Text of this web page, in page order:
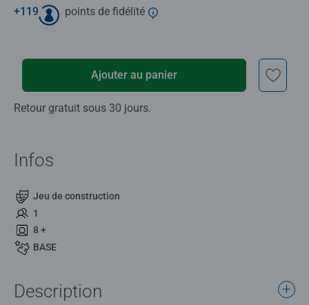
+119 points de fidélité
Ajouter au panier
Retour gratuit sous 30 jours.
Infos
Jeu de construction
1
8 +
BASE
Description